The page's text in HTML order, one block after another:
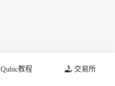
Qubic教程 交易所